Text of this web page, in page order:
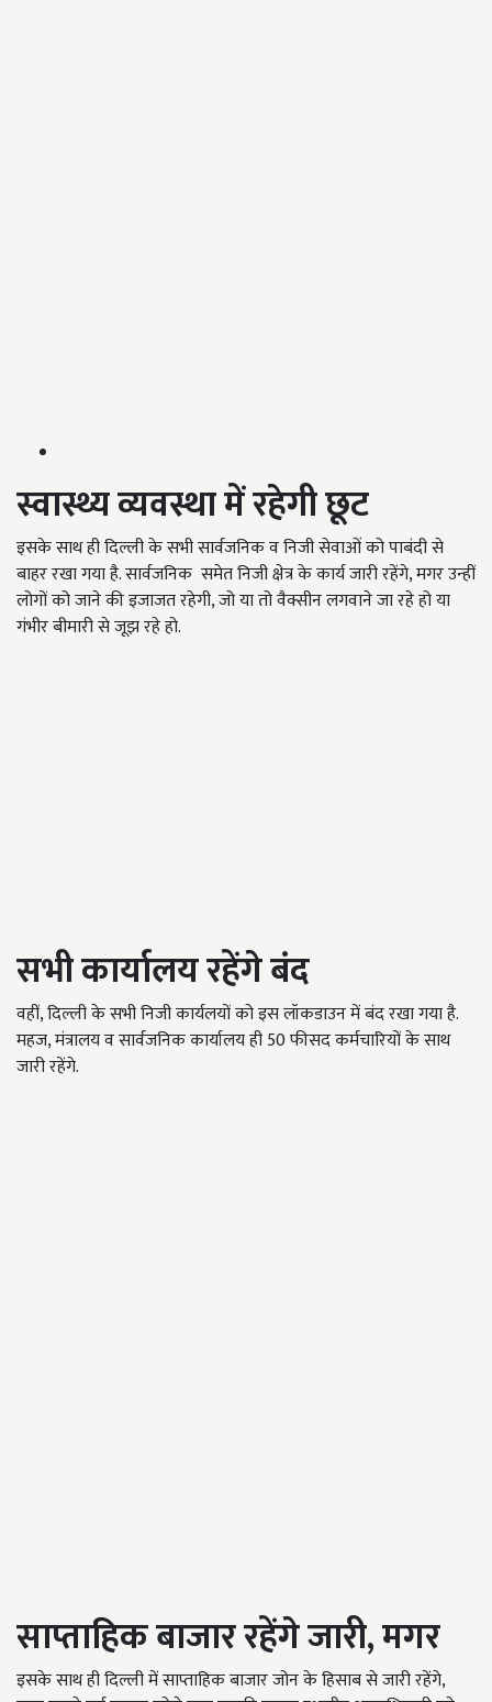
स्वास्थ्य व्यवस्था में रहेगी छूट
इसके साथ ही दिल्ली के सभी सार्वजनिक व निजी सेवाओं को पाबंदी से
बाहर रखा गया है. सार्वजनिक समेत निजी क्षेत्र के कार्य जारी रहेंगे, मगर उन्हीं
लोगों को जाने की इजाजत रहेगी, जो या तो वैक्सीन लगवाने जा रहे हो या
गंभीर बीमारी से जूझ रहे हो.
सभी कार्यालय रहेंगे बंद
वहीं, दिल्ली के सभी निजी कार्यलयों को इस लॉकडाउन में बंद रखा गया है.
महज, मंत्रालय व सार्वजनिक कार्यालय ही 50 फीसद कर्मचारियों के साथ
जारी रहेंगे.
साप्ताहिक बाजार रहेंगे जारी, मगर
इसके साथ ही दिल्ली में साप्ताहिक बाजार जोन के हिसाब से जारी रहेंगे,